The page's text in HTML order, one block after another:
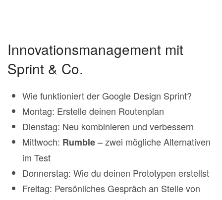
Innovationsmanagement mit
Sprint & Co.
Wie funktioniert der Google Design Sprint?
Montag: Erstelle deinen Routenplan
Dienstag: Neu kombinieren und verbessern
Mittwoch: Rumble– zwei mögliche Alternativen
im Test
Donnerstag: Wie du deinen Prototypen erstellst
Freitag: Persönliches Gespräch an Stelle von